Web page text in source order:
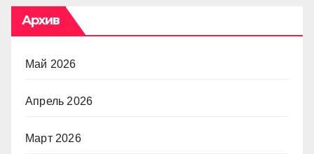
Архив
Май 2026
Апрель 2026
Март 2026